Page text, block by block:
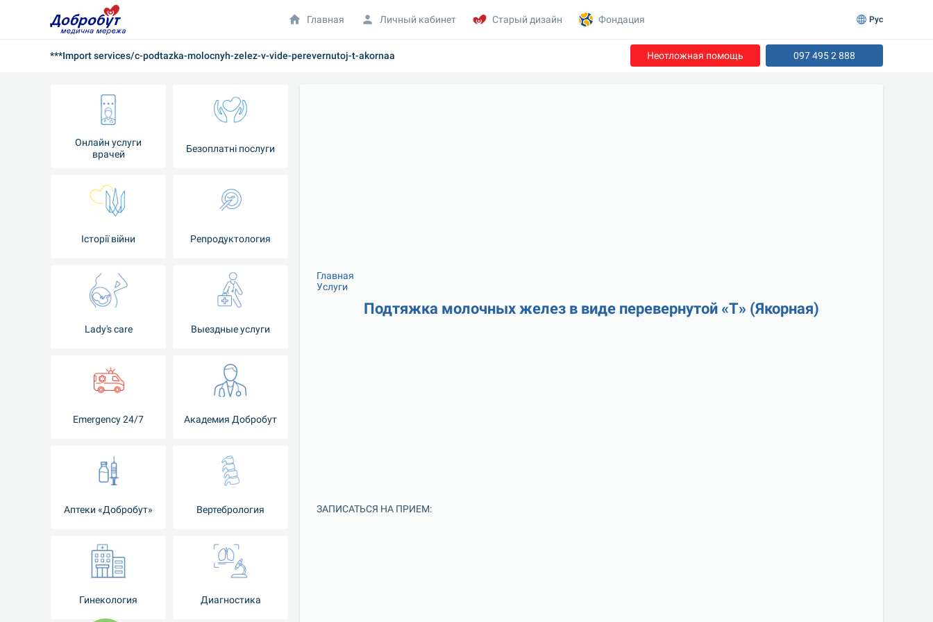
***Import services/c-podtazka-molocnyh-zelez-v-vide-perevernutoj-t-akornaa Неотложная помощь 097 495 2 888
Онлайн услуги
врачей
Безоплатні послуги
Iсторії війни Репродуктология
Lady's care Выездные услуги
Emergency 24/7 Академия Добробут
Аптеки «Добробут» Вертебрология
Гинекология Диагностика
Главная
Услуги
Подтяжка молочных желез в виде перевернутой «Т» (Якорная)
ЗАПИСАТЬСЯ НА ПРИЕМ:
Главная Личный кабинет Старый дизайн Фондация Рус